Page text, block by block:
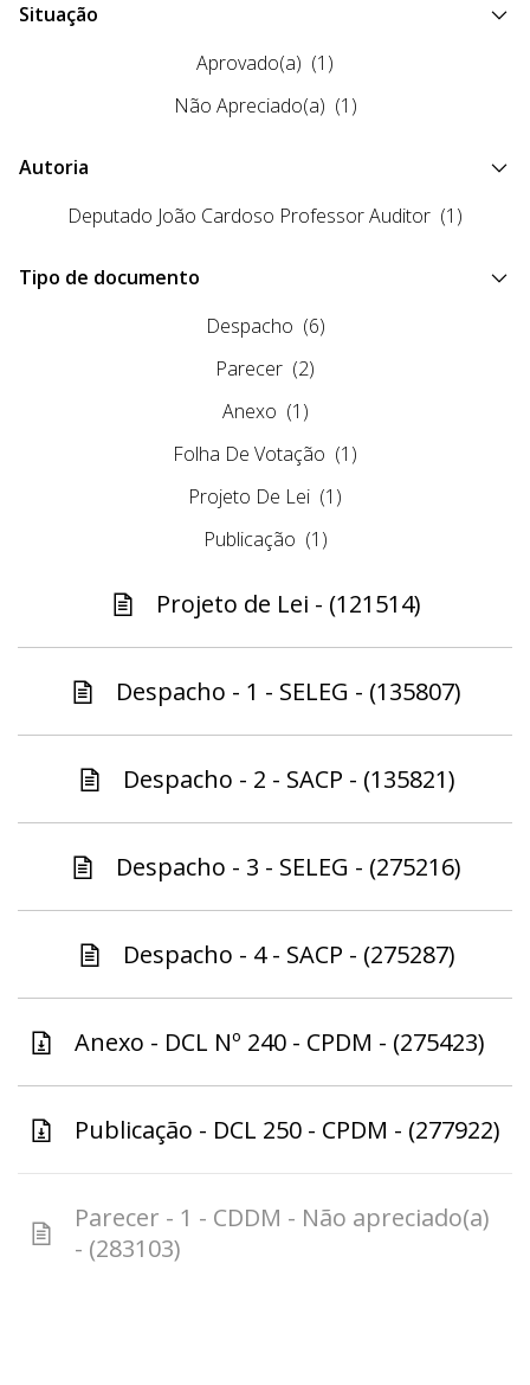
Situação
Aprovado(a) (1)
Não Apreciado(a) (1)
Autoria
Deputado João Cardoso Professor Auditor (1)
Tipo de documento
Despacho (6)
Parecer (2)
Anexo (1)
Folha De Votação (1)
Projeto De Lei (1)
Publicação (1)
Projeto de Lei - (121514)
Despacho - 1 - SELEG - (135807)
Despacho - 2 - SACP - (135821)
Despacho - 3 - SELEG - (275216)
Despacho - 4 - SACP - (275287)
Anexo - DCL Nº 240 - CPDM - (275423)
Publicação - DCL 250 - CPDM - (277922)
Parecer - 1 - CDDM - Não apreciado(a)
- (283103)